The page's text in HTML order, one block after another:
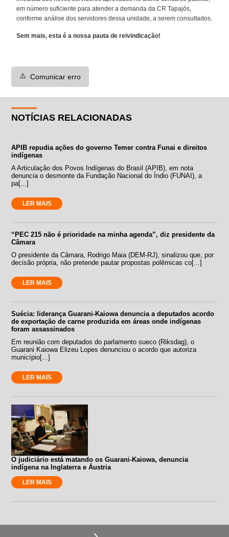
em número suficiente para atender a demanda da CR Tapajós,
conforme análise dos servidores dessa unidade, a serem consultados.
Sem mais, esta é a nossa pauta de reivindicação!
⚠️ Comunicar erro
NOTÍCIAS RELACIONADAS
APIB repudia ações do governo Temer contra Funai e direitos
indígenas
A Articulação dos Povos Indígenas do Brasil (APIB), em nota
denuncia o desmonte da Fundação Nacional do Índio (FUNAI), a
pa[...]
LER MAIS
“PEC 215 não é prioridade na minha agenda”, diz presidente da
Câmara
O presidente da Câmara, Rodrigo Maia (DEM-RJ), sinalizou que, por
decisão própria, não pretende pautar propostas polêmicas co[...]
LER MAIS
Suécia: liderança Guarani-Kaiowa denuncia a deputados acordo
de exportação de carne produzida em áreas onde indígenas
foram assassinados
Em reunião com deputados do parlamento sueco (Riksdag), o
Guarani Kaiowa Elizeu Lopes denunciou o acordo que autoriza
município[...]
LER MAIS
O judiciário está matando os Guarani-Kaiowa, denuncia
indígena na Inglaterra e Áustria
LER MAIS